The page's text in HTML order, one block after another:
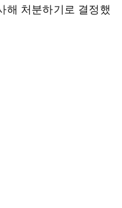
해 처분하기로 결정했